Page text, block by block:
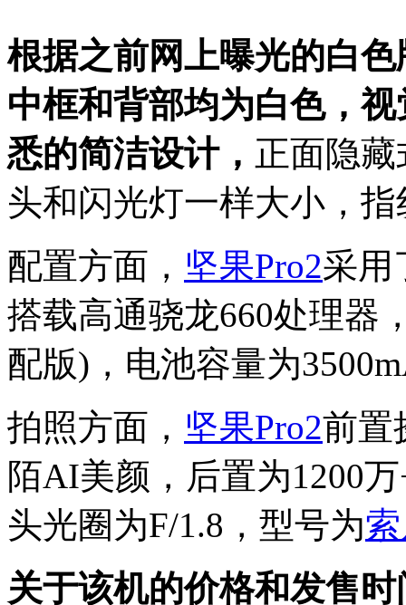
根据之前网上曝光的白色
中框和背部均为白色，
悉的简洁设计， 正面隐
头和闪光灯一样大小，
配置方面， 坚果Pro2采用
搭载高通骁龙660处理器
配版)，电池容量为
拍照方面， 坚果Pro2前置
陌AI美颜，后置为1200
头光圈为F/1.8，型号为
关于该机的价格和发售时